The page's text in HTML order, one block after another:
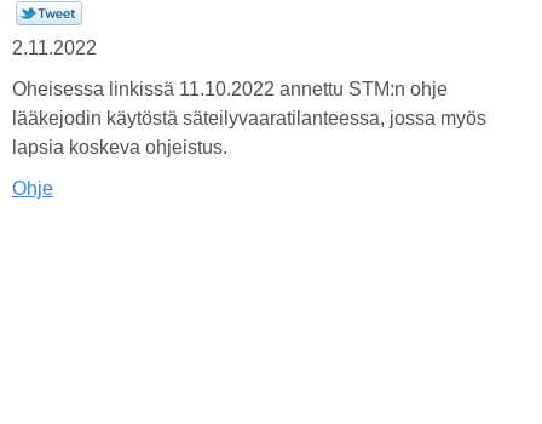
2.11.2022
Oheisessa linkissä 11.10.2022 annettu STM:n ohje
lääkejodin käytöstä säteilyvaaratilanteessa, jossa myös
lapsia koskeva ohjeistus.
Ohje